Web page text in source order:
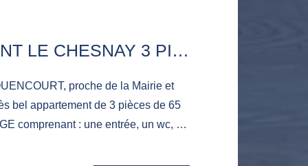
APPARTEMENT LE CHESNAY 3 PIÈCE(S) 65 M2
proche de la Mairie et
bel appartement de 3 pièces de 65
comprenant : une entrée, un wc, un
chambres, une salle de bains et